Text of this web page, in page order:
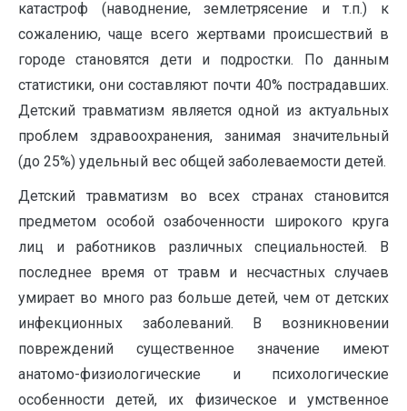
катастроф (наводнение, землетрясение и т.п.) к
сожалению, чаще всего жертвами происшествий в
городе становятся дети и подростки. По данным
статистики, они составляют почти 40% пострадавших.
Детский травматизм является одной из актуальных
проблем здравоохранения, занимая значительный
(до 25%) удельный вес общей заболеваемости детей.
Детский травматизм во всех странах становится
предметом особой озабоченности широкого круга
лиц и работников различных специальностей. В
последнее время от травм и несчастных случаев
умирает во много раз больше детей, чем от детских
инфекционных заболеваний. В возникновении
повреждений существенное значение имеют
анатомо-физиологические и психологические
особенности детей, их физическое и умственное